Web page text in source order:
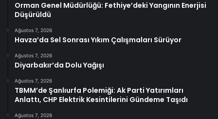
Orman Genel Müdürlüğü: Fethiye’deki Yangının Enerjisi
Düşürüldü
Ağustos 7, 2026
Havza’da Sel Sonrası Yıkım Çalışmaları Sürüyor
Ağustos 7, 2026
Diyarbakır’da Dolu Yağışı
Ağustos 7, 2026
TBMM’de Şanlıurfa Polemiği: Ak Parti Yatırımları
Anlattı, CHP Elektrik Kesintilerini Gündeme Taşıdı
Ağustos 7, 2026